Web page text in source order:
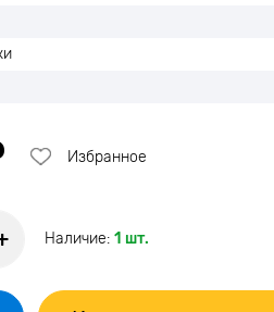
Избранное
Наличие: 1 шт.